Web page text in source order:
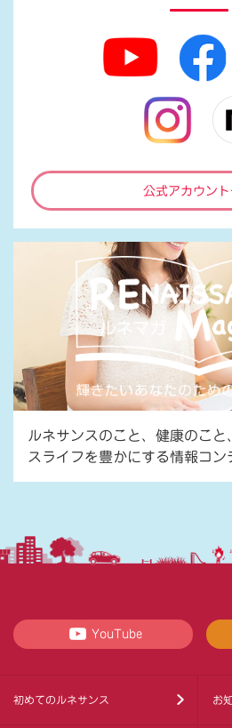
公式アカウン
ルネサンスのこと、健康のこ
スライフを豊かにする情報コン
YouTube
初めてのルネサンス お